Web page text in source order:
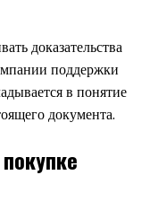
доказательства
поддержки
в понятие
документа.